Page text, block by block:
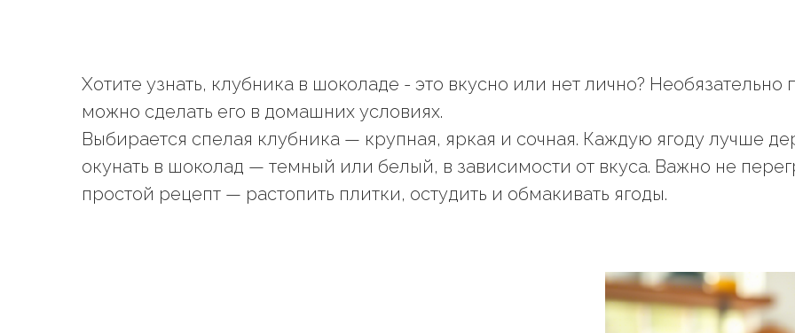
Хотите узнать, клубника в шоколаде - это вкусно или нет лично? Необязательно
можно сделать его в домашних условиях.
Выбирается спелая клубника — крупная, яркая и сочная. Каждую ягоду лучше
окунать в шоколад — темный или белый, в зависимости от вкуса. Важно не
простой рецепт — растопить плитки, остудить и обмакивать ягоды.